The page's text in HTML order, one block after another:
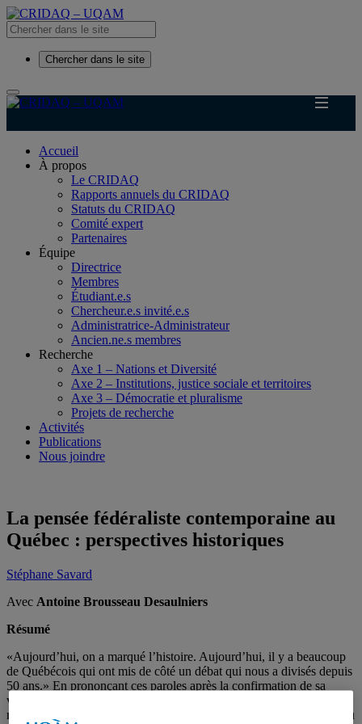
Chercher dans le site
Accueil
À propos
Le CRIDAQ
Rapports annuels du CRIDAQ
Statuts du CRIDAQ
Comité expert
Partenaires
Équipe
Directrice
Membres
Étudiant.e.s
Chercheur.e.s invité.e.s
Administratrice-Administrateur
Ancien.ne.s membres
Recherche
Axe 1 – Nations et Diversité
Axe 2 – Institutions, justice sociale et territoires
Axe 3 – Démocratie et pluralisme
Projets de recherche
Activités
Publications
Nous joindre
La pensée fédéraliste contemporaine au
Québec : perspectives historiques
Stéphane Savard
Avec Antoine Brousseau Desaulniers
Résumé
«Aujourd’hui, on a marqué l’histoire. Aujourd’hui, il y a beaucoup
de Québécois qui ont mis de côté un débat qui nous a divisés depuis
50 ans.» En prononçant ces paroles après la confirmation de sa
victoire aux élections québécoises de 2018, François Legault se
réjouissait de la relégation de la question nationale à l’arrière-plan du